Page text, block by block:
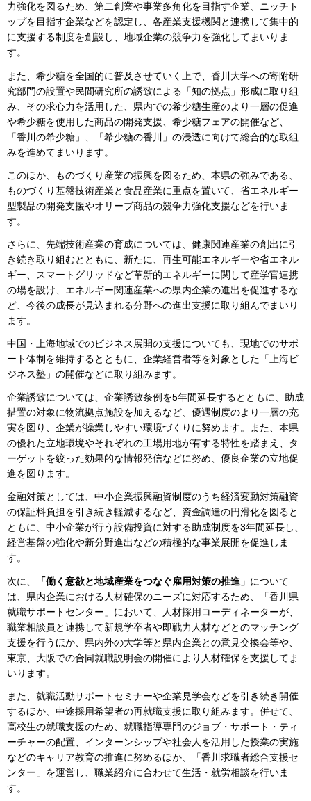
力強化を図るため、第二創業や事業多角化を目指す企業、ニッチト
ップを目指す企業などを認定し、各産業支援機関と連携して集中的
に支援する制度を創設し、地域企業の競争力を強化してまいりま
す。
また、希少糖を全国的に普及させていく上で、香川大学への寄附研
究部門の設置や民間研究所の誘致による「知の拠点」形成に取り組
み、その求心力を活用した、県内での希少糖生産のより一層の促進
や希少糖を使用した商品の開発支援、希少糖フェアの開催など、
「香川の希少糖」、「希少糖の香川」の浸透に向けて総合的な取組
みを進めてまいります。
このほか、ものづくり産業の振興を図るため、本県の強みである、
ものづくり基盤技術産業と食品産業に重点を置いて、省エネルギー
型製品の開発支援やオリーブ商品の競争力強化支援などを行いま
す。
さらに、先端技術産業の育成については、健康関連産業の創出に引
き続き取り組むとともに、新たに、再生可能エネルギーや省エネル
ギー、スマートグリッドなど革新的エネルギーに関して産学官連携
の場を設け、エネルギー関連産業への県内企業の進出を促進するな
ど、今後の成長が見込まれる分野への進出支援に取り組んでまいり
ます。
中国・上海地域でのビジネス展開の支援についても、現地でのサポ
ート体制を維持するとともに、企業経営者等を対象とした「上海ビ
ジネス塾」の開催などに取り組みます。
企業誘致については、企業誘致条例を5年間延長するとともに、助成
措置の対象に物流拠点施設を加えるなど、優遇制度のより一層の充
実を図り、企業が操業しやすい環境づくりに努めます。また、本県
の優れた立地環境やそれぞれの工場用地が有する特性を踏まえ、タ
ーゲットを絞った効果的な情報発信などに努め、優良企業の立地促
進を図ります。
金融対策としては、中小企業振興融資制度のうち経済変動対策融資
の保証料負担を引き続き軽減するなど、資金調達の円滑化を図ると
ともに、中小企業が行う設備投資に対する助成制度を3年間延長し、
経営基盤の強化や新分野進出などの積極的な事業展開を促進しま
す。
次に、 「働く意欲と地域産業をつなぐ雇用対策の推進」 について
は、県内企業における人材確保のニーズに対応するため、「香川県
就職サポートセンター」において、人材採用コーディネーターが、
職業相談員と連携して新規学卒者や即戦力人材などとのマッチング
支援を行うほか、県内外の大学等と県内企業との意見交換会等や、
東京、大阪での合同就職説明会の開催により人材確保を支援してま
いります。
また、就職活動サポートセミナーや企業見学会などを引き続き開催
するほか、中途採用希望者の再就職支援に取り組みます。併せて、
高校生の就職支援のため、就職指導専門のジョブ・サポート・ティ
ーチャーの配置、インターンシップや社会人を活用した授業の実施
などのキャリア教育の推進に努めるほか、「香川求職者総合支援セ
ンター」を運営し、職業紹介に合わせて生活・就労相談を行いま
す。